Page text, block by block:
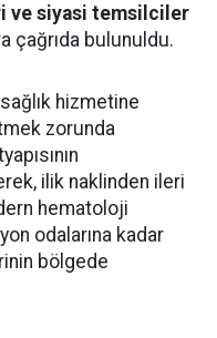
ve siyasi temsilciler
çağrıda bulunuldu.
hizmetine
zorunda
ilik naklinden ileri
hematoloji
odalarına kadar
bölgede